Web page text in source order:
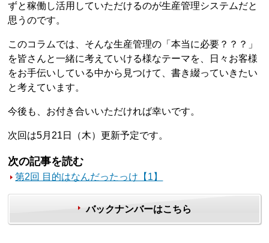
ずと稼働し活用していただけるのが生産管理システムだと
思うのです。
このコラムでは、そんな生産管理の「本当に必要？？？」
を皆さんと一緒に考えていける様なテーマを、日々お客様
をお手伝いしている中から見つけて、書き綴っていきたい
と考えています。
今後も、お付き合いいただければ幸いです。
次回は5月21日（木）更新予定です。
次の記事を読む
第2回 目的はなんだったっけ【1】
バックナンバーはこちら